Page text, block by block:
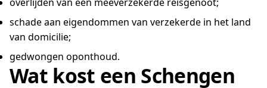
schade aan eigendommen van verzekerde in het land
van domicilie;
gedwongen oponthoud.
Wat kost een Schengen